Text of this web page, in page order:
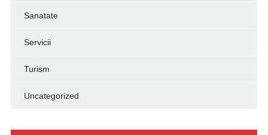
Sanatate
Servicii
Turism
Uncategorized